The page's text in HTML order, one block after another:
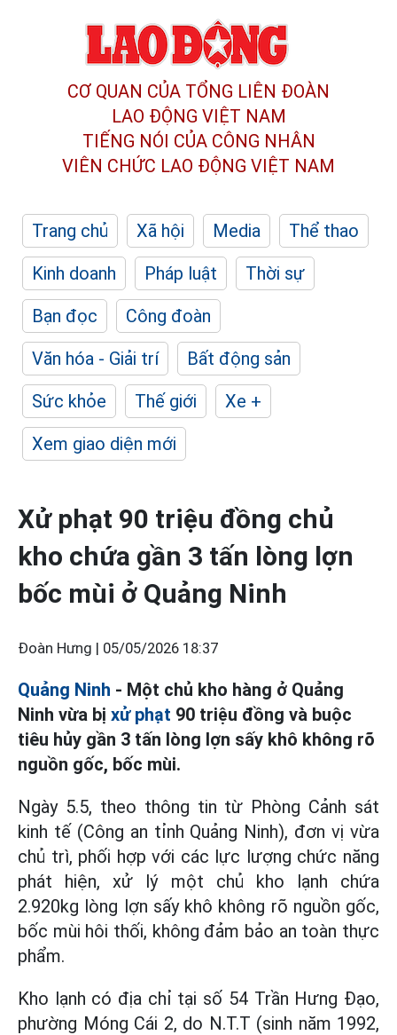
CƠ QUAN CỦA TỔNG LIÊN ĐOÀN
LAO ĐỘNG VIỆT NAM
TIẾNG NÓI CỦA CÔNG NHÂN
VIÊN CHỨC LAO ĐỘNG VIỆT NAM
Trang chủ Xã hội Media
Thể thao
Kinh doanh
Pháp luật
Thời sự
Bạn đọc
Công đoàn
Văn hóa - Giải trí
Bất động sản
Sức khỏe
Thế giới
Xe +
Xem giao diện mới
Xử phạt 90 triệu đồng chủ
kho chứa gần 3 tấn lòng lợn
bốc mùi ở Quảng Ninh
Đoàn Hưng | 05/05/2026 18:37
Quảng Ninh - Một chủ kho hàng ở Quảng
Ninh vừa bị xử phạt 90 triệu đồng và buộc
tiêu hủy gần 3 tấn lòng lợn sấy khô không rõ
nguồn gốc, bốc mùi.
Ngày 5.5, theo thông tin từ Phòng Cảnh sát
kinh tế (Công an tỉnh Quảng Ninh), đơn vị vừa
chủ trì, phối hợp với các lực lượng chức năng
phát hiện, xử lý một chủ kho lạnh chứa
2.920kg lòng lợn sấy khô không rõ nguồn gốc,
bốc mùi hôi thối, không đảm bảo an toàn thực
phẩm.
Kho lạnh có địa chỉ tại số 54 Trần Hưng Đạo,
phường Móng Cái 2, do N.T.T (sinh năm 1992,